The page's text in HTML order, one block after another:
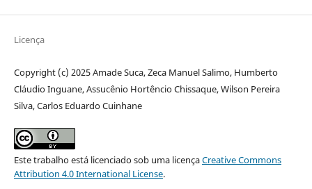
Licença
Copyright (c) 2025 Amade Suca, Zeca Manuel Salimo, Humberto
Cláudio Inguane, Assucênio Hortêncio Chissaque, Wilson Pereira
Silva, Carlos Eduardo Cuinhane
Este trabalho está licenciado sob uma licençaCreative Commons
Attribution 4.0 International License.